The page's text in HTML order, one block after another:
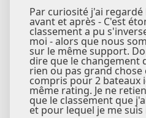
Par curiosité j'ai regardé
avant et après - C'est
classement a pu
moi - alors que nous
sur le même support.
dire que le changement
rien ou pas grand
compris pour 2 bateaux
même rating. Je ne
que le classement que
et pour lequel je me suis